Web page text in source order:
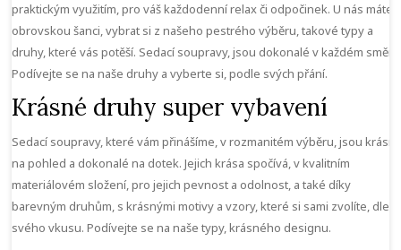
praktickým využitím, pro váš každodenní relax či odpočinek. U nás máte
obrovskou šanci, vybrat si z našeho pestrého výběru, takové typy a
druhy, které vás potěší. Sedací soupravy, jsou dokonalé v každém
Podívejte se na naše druhy a vyberte si, podle svých přání.
Krásné druhy super vybavení
Sedací soupravy, které vám přinášíme, v rozmanitém výběru, jsou
na pohled a dokonalé na dotek. Jejich krása spočívá, v kvalitním
materiálovém složení, pro jejich pevnost a odolnost, a také díky
barevným druhům, s krásnými motivy a vzory, které si sami zvolíte, dle
svého vkusu. Podívejte se na naše typy, krásného designu.